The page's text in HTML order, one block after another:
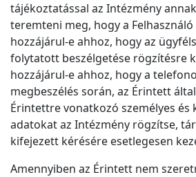
tájékoztatással az Intézmény
teremteni meg, hogy a
hozzájárul-e ahhoz, hogy az
folytatott beszélgetése rögzítésre
hozzájárul-e ahhoz, hogy a
megbeszélés során, az Érintett
Érintettre vonatkozó személyes és
adatokat az Intézmény rögzítse,
kifejezett kérésére esetlegesen
Amennyiben az Érintett nem